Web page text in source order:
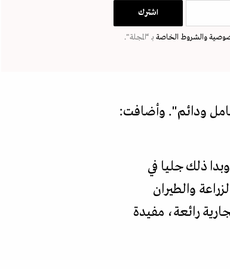
والشروط الخاصة بـ “المجلة".
ودائم". وأضافت:
ذلك جليا في
والطيران
رائعة، مفيدة